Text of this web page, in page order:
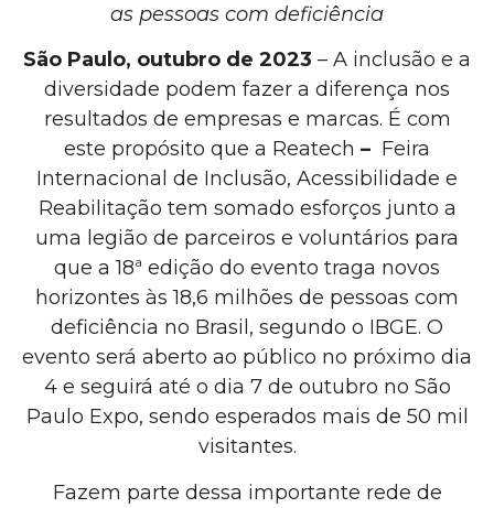
as pessoas com deficiência
São Paulo, outubro de 2023 – A inclusão e a
diversidade podem fazer a diferença nos
resultados de empresas e marcas. É com
este propósito que a Reatech – Feira
Internacional de Inclusão, Acessibilidade e
Reabilitação tem somado esforços junto a
uma legião de parceiros e voluntários para
que a 18ª edição do evento traga novos
horizontes às 18,6 milhões de pessoas com
deficiência no Brasil, segundo o IBGE. O
evento será aberto ao público no próximo dia
4 e seguirá até o dia 7 de outubro no São
Paulo Expo, sendo esperados mais de 50 mil
visitantes.
Fazem parte dessa importante rede de